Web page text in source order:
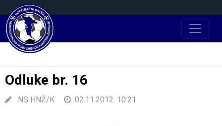
Odluke br. 16
NS HNŽ/K 02.11.2012. 10:21